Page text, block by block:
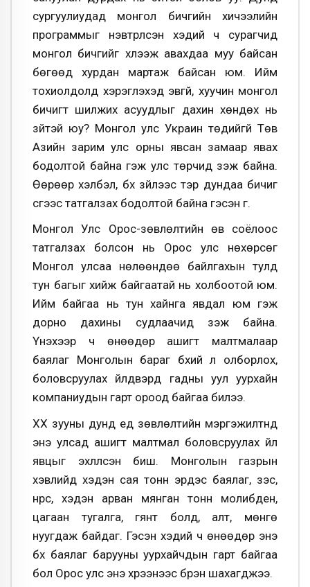
сургуулиудад монгол бичгийн хичээлийн
программыг нэвтрүүлсэн хэдий ч сурагчид
монгол бичгийг хүлээж авахдаа муу байсан
бөгөөд хурдан мартаж байсан юм. Ийм
тохиолдолд хэрэглэхэд эвгүй, хуучин монгол
бичигт шилжих асуудлыг дахин хөндөх нь
зүйтэй юу? Монгол улс Украин төдийгүй Төв
Азийн зарим улс орны явсан замаар явах
бодолтой байна гэж улс төрчид үзэж байна.
Өөрөөр хэлбэл, бүх зүйлээс тэр дундаа бичиг
үсгээс татгалзах бодолтой байна гэсэн үг.
Монгол Улс Орос-зөвлөлтийн өв соёлоос
татгалзах болсон нь Орос улс нөхөрсөг
Монгол улсаа нөлөөндөө байлгахын тулд
тун багыг хийж байгаатай нь холбоотой юм.
Ийм байгаа нь тун хайнга явдал юм гэж
дорно дахины судлаачид үзэж байна.
Үнэхээр ч өнөөдөр ашигт малтмалаар
баялаг Монголын бараг бүхий л олборлох,
боловсруулах үйлдвэрүүд гадны уул уурхайн
компаниудын гарт ороод байгаа билээ.
XX зууны дунд үед зөвлөлтийн мэргэжилтнүүд
энэ улсад ашигт малтмал боловсруулах үйл
явцыг эхлүүлсэн бишүү. Монголын газрын
хэвлийд хэдэн сая тонн эрдэс баялаг, зэс,
нүүрс, хэдэн арван мянган тонн молибден,
цагаан тугалга, гянт болд, алт, мөнгө
нуугдаж байдаг. Гэсэн хэдий ч өнөөдөр энэ
бүх баялаг барууны уурхайчдын гарт байгаа
бол Орос улс энэ хүрээнээс бүрэн шахагджээ.